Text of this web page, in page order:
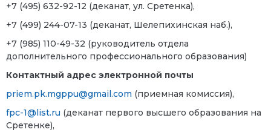
+7 (495) 632-92-12 (деканат, ул. Сретенка),
+7 (499) 244-07-13 (деканат, Шелепихинская наб.),
+7 (985) 110-49-32 (руководитель отдела
дополнительного профессионального образования)
Контактный адрес электронной почты
priem.pk.mgppu@gmail.com (приемная комиссия),
fpc-1@list.ru (деканат первого высшего образования на
Сретенке),